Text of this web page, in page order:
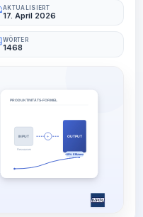
AKTUALISIERT
17. April 2026
WÖRTER
1468